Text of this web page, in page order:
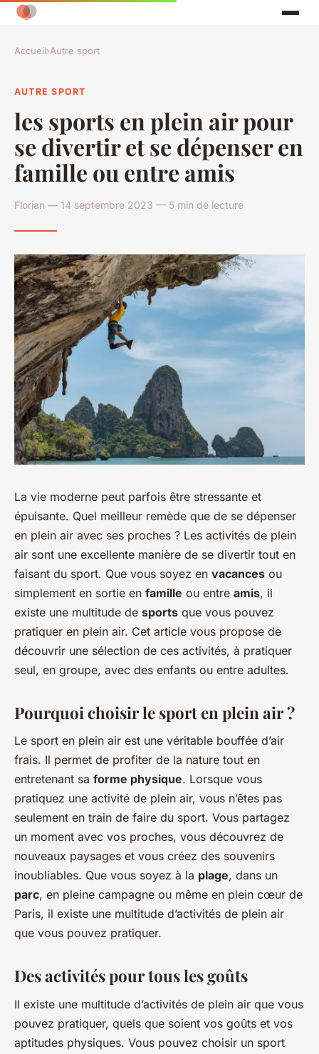
Accueil›Autre sport
AUTRE SPORT
les sports en plein air pour
se divertir et se dépenser en
famille ou entre amis
Florian — 14 septembre 2023 — 5 min de lecture
La vie moderne peut parfois être stressante et
épuisante. Quel meilleur remède que de se dépenser
en plein air avec ses proches ? Les activités de plein
air sont une excellente manière de se divertir tout en
faisant du sport. Que vous soyez en vacances ou
simplement en sortie en famille ou entre amis, il
existe une multitude de sports que vous pouvez
pratiquer en plein air. Cet article vous propose de
découvrir une sélection de ces activités, à pratiquer
seul, en groupe, avec des enfants ou entre adultes.
Pourquoi choisir le sport en plein air ?
Le sport en plein air est une véritable bouffée d’air
frais. Il permet de profiter de la nature tout en
entretenant sa forme physique. Lorsque vous
pratiquez une activité de plein air, vous n’êtes pas
seulement en train de faire du sport. Vous partagez
un moment avec vos proches, vous découvrez de
nouveaux paysages et vous créez des souvenirs
inoubliables. Que vous soyez à la plage, dans un
parc, en pleine campagne ou même en plein cœur de
Paris, il existe une multitude d’activités de plein air
que vous pouvez pratiquer.
Des activités pour tous les goûts
Il existe une multitude d’activités de plein air que vous
pouvez pratiquer, quels que soient vos goûts et vos
aptitudes physiques. Vous pouvez choisir un sport